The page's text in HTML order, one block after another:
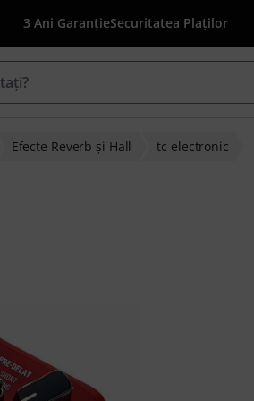
3 Ani GaranțieSecuritatea Plaților
Efecte Reverb şi Hall tc electronic